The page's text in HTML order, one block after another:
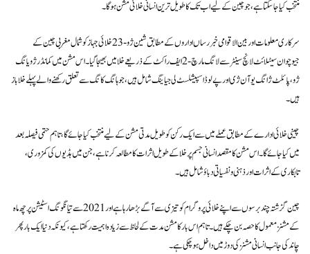
منتخب کیا جا سکتا ہے، جو چین کے لیے اب تک کا طویل ترین انسانی خلائی مشن ہوگا۔
سرکاری معلومات اور بین الاقوامی خبر رساں اداروں کے مطابق شین ژو-23 خلائی جہاز کو شمال مغربی چین کے
جیوچوان سیٹلائٹ لانچ سینٹر سے لانگ مارچ-2 ایف راکٹ کے ذریعے خلا میں بھیجا گیا۔ اس مشن میں کمانڈر ژو یانگ
ژو، پائلٹ ژانگ یوآن ژی اور پے لوڈ اسپیشلسٹ لی جیا ینگ شامل ہیں، جو ہانگ کانگ سے تعلق رکھنے والے پہلے خلا باز
ہیں۔
چینی خلائی ادارے کے مطابق عملے میں سے ایک رکن کو طویل مدتی مشن کے لیے منتخب کیا جائے گا، تاہم حتمی فیصلہ بعد
میں کیا جائے گا۔ اس مشن کا مقصد انسانی جسم پر خلا کے طویل اثرات کا مطالعہ کرنا ہے، جن میں ہڈیوں کی کمزوری،
تابکاری کے اثرات اور ذہنی و نفسیاتی دباؤ شامل ہیں۔
چین گزشتہ چند برسوں سے اپنے خلائی پروگرام کو تیزی سے آگے بڑھا رہا ہے اور 2021 سے تیانگونگ اسٹیشن پر چھ ماہ
کے مشنز معمول کا حصہ بن چکے ہیں۔ تاہم اس بار کا مشن مدت کے لحاظ سے زیادہ اہمیت رکھتا ہے، کیونکہ دنیا ایک بار پھر
چاند کی جانب انسانی مشنز کی دوڑ میں داخل ہو چکی ہے۔